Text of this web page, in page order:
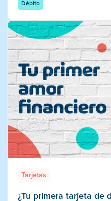
Débito
Tarjetas
¿Tu primera tarjeta de